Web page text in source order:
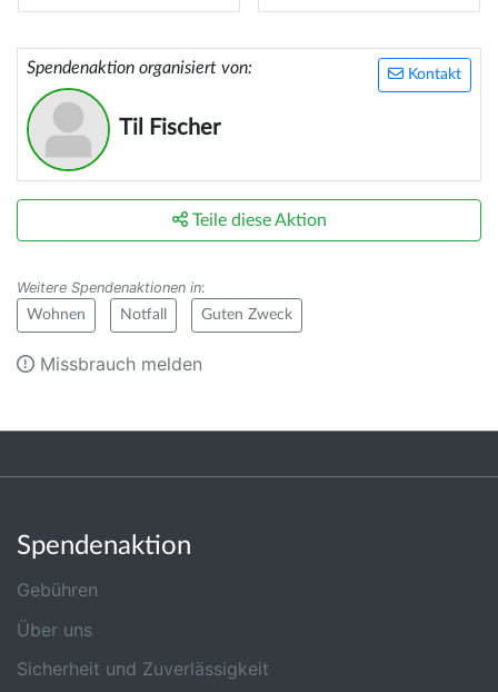
Kontakt
Spendenaktion organisiert von:
Til Fischer
Teile diese Aktion
Weitere Spendenaktionen in:
Wohnen Notfall Guten Zweck
Missbrauch melden
Spendenaktion
Gebühren
Über uns
Sicherheit und Zuverlässigkeit